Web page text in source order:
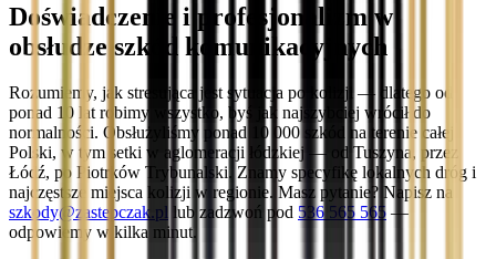
Doświadczenie i profesjonalizm w
obsłudze szkód komunikacyjnych
Rozumiemy, jak stresująca jest sytuacja po kolizji — dlatego od
ponad 10 lat robimy wszystko, byś jak najszybciej wrócił do
normalności. Obsłużyliśmy ponad 10 000 szkód na terenie całej
Polski, w tym setki w aglomeracji łódzkiej — od Tuszyna, przez
Łódź, po Piotrków Trybunalski. Znamy specyfikę lokalnych dróg i
najczęstsze miejsca kolizji w regionie. Masz pytanie? Napisz na
szkody@zastepczak.pl lub zadzwoń pod 536 565 565 —
odpowiemy w kilka minut.